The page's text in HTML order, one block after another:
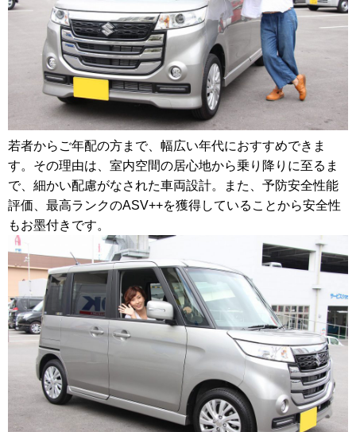
若者からご年配の方まで、幅広い年代におすすめできま
す。その理由は、室内空間の居心地から乗り降りに至るま
で、細かい配慮がなされた車両設計。また、予防安全性能
評価、最高ランクのASV++を獲得していることから安全性
もお墨付きです。